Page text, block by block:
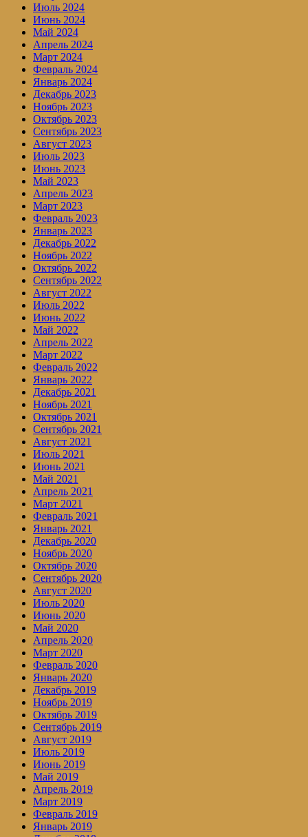
Июль 2024
Июнь 2024
Май 2024
Апрель 2024
Март 2024
Февраль 2024
Январь 2024
Декабрь 2023
Ноябрь 2023
Октябрь 2023
Сентябрь 2023
Август 2023
Июль 2023
Июнь 2023
Май 2023
Апрель 2023
Март 2023
Февраль 2023
Январь 2023
Декабрь 2022
Ноябрь 2022
Октябрь 2022
Сентябрь 2022
Август 2022
Июль 2022
Июнь 2022
Май 2022
Апрель 2022
Март 2022
Февраль 2022
Январь 2022
Декабрь 2021
Ноябрь 2021
Октябрь 2021
Сентябрь 2021
Август 2021
Июль 2021
Июнь 2021
Май 2021
Апрель 2021
Март 2021
Февраль 2021
Январь 2021
Декабрь 2020
Ноябрь 2020
Октябрь 2020
Сентябрь 2020
Август 2020
Июль 2020
Июнь 2020
Май 2020
Апрель 2020
Март 2020
Февраль 2020
Январь 2020
Декабрь 2019
Ноябрь 2019
Октябрь 2019
Сентябрь 2019
Август 2019
Июль 2019
Июнь 2019
Май 2019
Апрель 2019
Март 2019
Февраль 2019
Январь 2019